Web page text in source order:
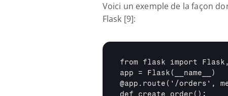
Voici un exemple de la façon
Flask [9]:
from flask import
app = Flask(
__name__
)
@app.route('/orders',
def create_order():